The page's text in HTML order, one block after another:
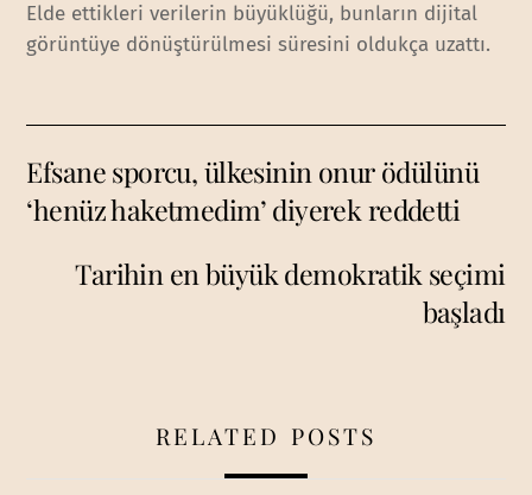
Elde ettikleri verilerin büyüklüğü, bunların dijital
görüntüye dönüştürülmesi süresini oldukça uzattı.
Efsane sporcu, ülkesinin onur ödülünü
‘henüz haketmedim’ diyerek reddetti
Tarihin en büyük demokratik seçimi
başladı
RELATED POSTS